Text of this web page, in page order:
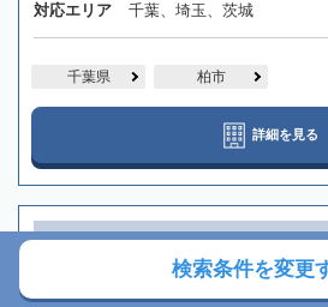
対応エリア 千葉、埼玉、茨城
千葉県 柏市
詳細を見る
相続をサポートいたします
検索条件を変更